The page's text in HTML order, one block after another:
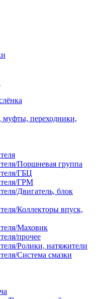
переходники,
Поршневая группа
ГБЦ
ГРМ
Двигатель, блок
Коллекторы впуск,
Маховик
прочее
Ролики, натяжители
Система смазки